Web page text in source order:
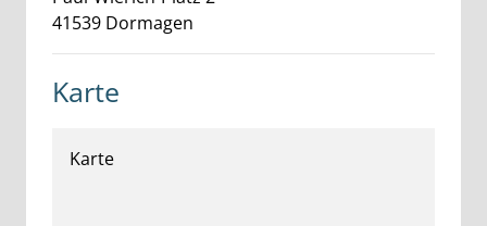
41539 Dormagen
Karte
Karte